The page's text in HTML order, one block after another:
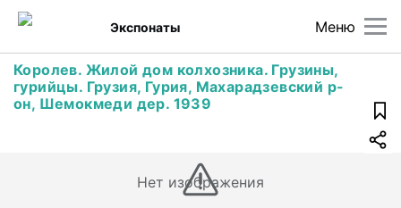
Меню
Экспонаты
Королев. Жилой дом колхозника. Грузины,
гурийцы. Грузия, Гурия, Махарадзевский р-
он, Шемокмеди дер. 1939
Нет изображения